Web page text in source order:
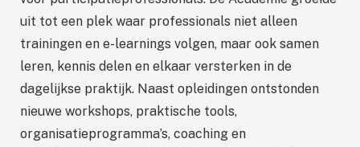
uit tot een plek waar professionals niet alleen
trainingen en e-learnings volgen, maar ook samen
leren, kennis delen en elkaar versterken in de
dagelijkse praktijk. Naast opleidingen ontstonden
nieuwe workshops, praktische tools,
organisatieprogramma’s, coaching en